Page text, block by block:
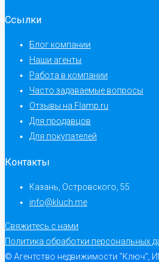
Ссылки
Блог компании
Наши агенты
Работа в компании
Часто задаваемые вопросы
Отзывы на Flamp.ru
Для продавцов
Для покупателей
Контакты
Казань, Островского, 55
info@kluch.me
Свяжитесь с нами
Политика обработки персональных
© Агентство недвижимости "Ключ",